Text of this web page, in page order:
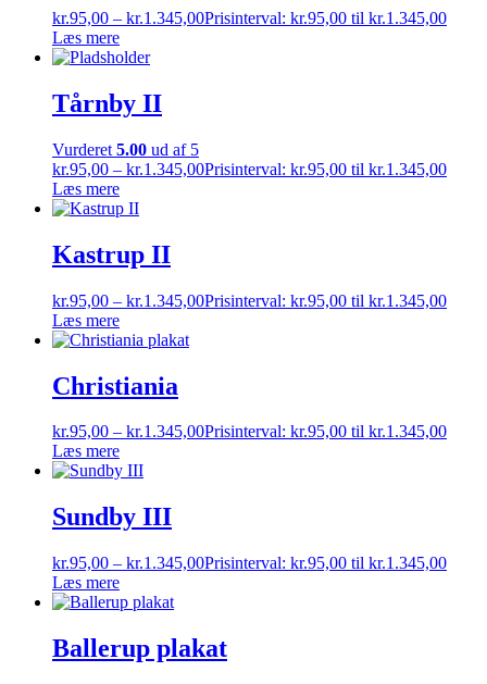
kr.95,00 – kr.1.345,00Prisinterval: kr.95,00 til kr.1.345,00
Læs mere
Tårnby II
Vurderet 5.00 ud af 5
kr.95,00 – kr.1.345,00Prisinterval: kr.95,00 til kr.1.345,00
Læs mere
Kastrup II
kr.95,00 – kr.1.345,00Prisinterval: kr.95,00 til kr.1.345,00
Læs mere
Christiania
kr.95,00 – kr.1.345,00Prisinterval: kr.95,00 til kr.1.345,00
Læs mere
Sundby III
kr.95,00 – kr.1.345,00Prisinterval: kr.95,00 til kr.1.345,00
Læs mere
Ballerup plakat